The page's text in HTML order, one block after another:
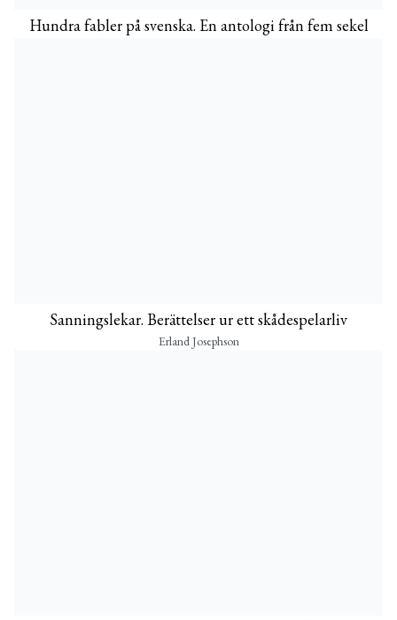
Hundra fabler på svenska. En antologi från fem sekel
Sanningslekar. Berättelser ur ett skådespelarliv
Erland Josephson